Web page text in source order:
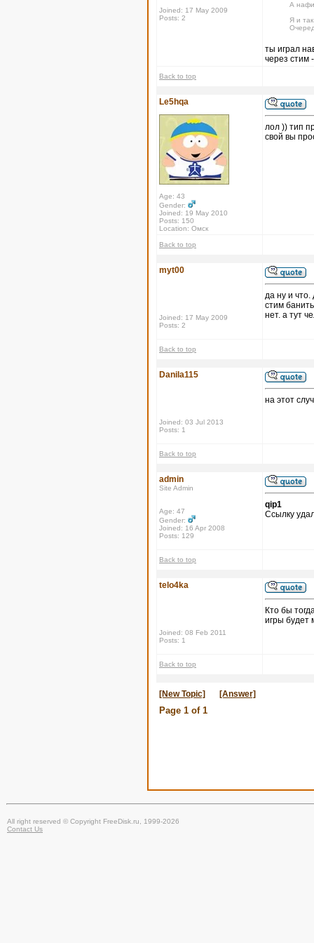
Joined: 17 May 2009
Posts: 2
А
Я и
ты играл
через стим
Back to top
Le5hqa
Age: 43
Gender:
Joined: 19 May 2010
Posts: 150
Location: Омск
лол )) тип
свой вы
Back to top
myt00
Joined: 17 May 2009
Posts: 2
да ну и что.
стим
нет. а тут
Back to top
Danila115
Joined: 03 Jul 2013
Posts: 1
на этот
Back to top
admin
Site Admin
Age: 47
Gender:
Joined: 16 Apr 2008
Posts: 129
qip1
Ссылку
Back to top
telo4ka
Joined: 08 Feb 2011
Posts: 1
Кто бы
игры будет
Back to top
[New Topic] [Answer]
Page 1 of 1
All right reserved © Copyright FreeDisk.ru, 1999-2026
Contact Us